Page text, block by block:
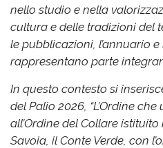
nello studio e nella
cultura e delle tradizioni del
le pubblicazioni, l’annuario
rappresentano parte
In questo contesto si
del Palio 2026, “L’Ordine
all’Ordine del Collare
Savoia, il Conte Verde, con